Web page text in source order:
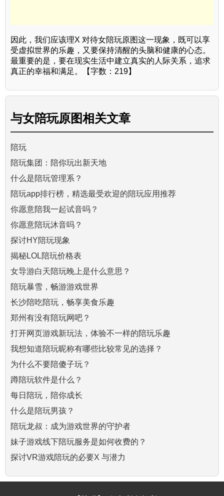
因此，我们应该理X 对待女陪玩原图这一现象，既可以享
受虚拟世界的乐趣，又要保持清醒的头脑和健康的心态。
最重要的是，要在现实生活中建立真实的人际关系，追求
真正的幸福和满足。【字数：219】
与女陪玩原图相关文章
陪玩
陪玩集团：陪你玩出新天地
什么是陪玩管理系？
陪玩app排行榜，精选最受欢迎的陪玩应用推荐
你愿意陪我一起试音吗？
你愿意陪玩沐音吗？
探讨HY陪玩现象
揭秘LOL陪玩价格表
女导游白天陪玩晚上是什么意思？
陪玩暴雪，畅游游戏世界
长沙陪吃陪玩，畅享美食乐趣
郑州有没有陪玩网吧？
打开网页游戏新玩法，体验不一样的陪玩乐趣
我想知道陪玩昵称有哪些比较常见的选择？
为什么不要陪傻子玩？
蹲陪玩软件是什么？
每日陪玩，陪你成长
什么是陪玩男孩？
陪玩龙叔：成为游戏世界的守护者
妹子游戏线下陪玩服务是如何收费的？
探讨VR游戏陪玩的必要X 与潜力